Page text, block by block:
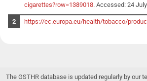
cigarettes?row=1389018. Accessed: 24
https://ec.europa.eu/health/tobacco/
The GSTHR database is updated regularly by our